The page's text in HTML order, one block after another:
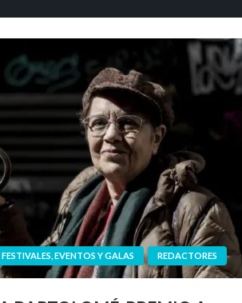
FESTIVALES, EVENTOS Y GALAS REDACTORES